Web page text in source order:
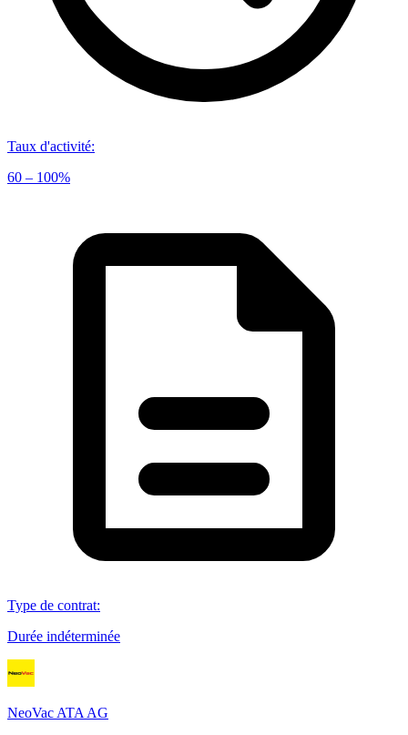
Taux d'activité:
60 – 100%
Type de contrat:
Durée indéterminée
NeoVac ATA AG